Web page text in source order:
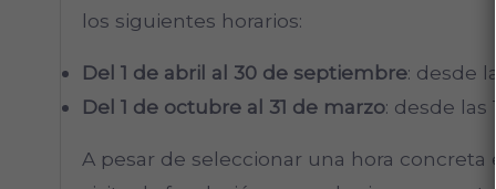
los siguientes horarios:
Del 1 de abril al 30 de septiembre: desde
Del 1 de octubre al 31 de marzo: desde las
A pesar de seleccionar una hora concreta